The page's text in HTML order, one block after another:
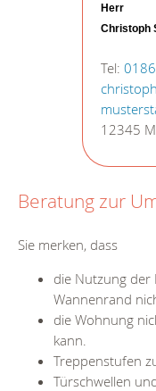
Herr
Christoph
Tel:
12345
Beratung zur
Sie merken, dass
die Nutzung der
Wannenrand
die Wohnung
kann.
Treppenstufen
Türschwellen